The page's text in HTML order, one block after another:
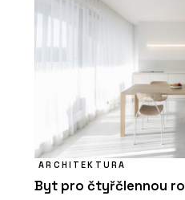
ARCHITEKTURA
Byt pro čtyřčlennou